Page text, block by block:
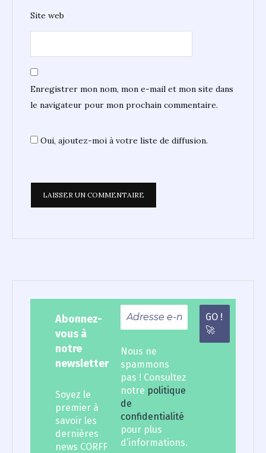
Site web
Enregistrer mon nom, mon e-mail et mon site dans
le navigateur pour mon prochain commentaire.
Oui, ajoutez-moi à votre liste de diffusion.
Abonnez-
vous à
notre
newsletter
Soyez le
premier à
savoir les
dernières
news CORFF
Nous ne
spammons
pas ! Consultez
notre politique
de
confidentialité
pour plus
d’informations.